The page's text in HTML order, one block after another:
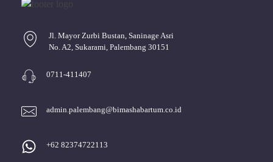
Jl. Mayor Zurbi Bustan, Saninage Asri
No. A2, Sukarami, Palembang 30151
0711-411407
admin.palembang@bimashabartum.co.id
+62 82374722113